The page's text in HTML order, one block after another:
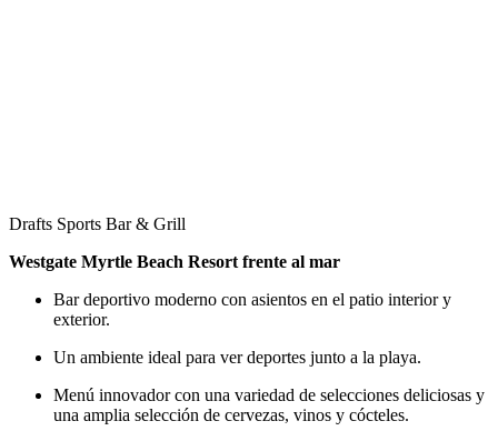
Drafts Sports Bar & Grill
Westgate Myrtle Beach Resort frente al mar
Bar deportivo moderno con asientos en el patio interior y
exterior.
Un ambiente ideal para ver deportes junto a la playa.
Menú innovador con una variedad de selecciones deliciosas y
una amplia selección de cervezas, vinos y cócteles.